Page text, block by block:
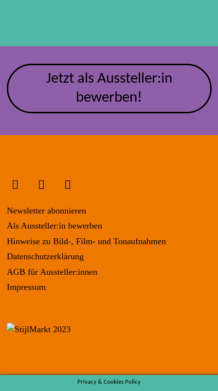
Jetzt als Aussteller:in
bewerben!
Newsletter abonnieren
Als Aussteller:in bewerben
Hinweise zu Bild-, Film- und Tonaufnahmen
Datenschutzerklärung
AGB für Aussteller:innen
Impressum
Privacy & Cookies Policy